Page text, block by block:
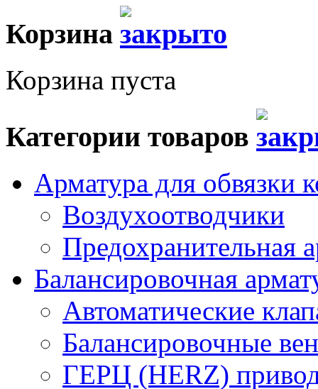
Корзина
Корзина пуста
Категории товаров
Арматура для обвязки
Воздухоотводчики
Предохранительная
Балансировочная
Автоматические
Балансировочные
ГЕРЦ (HERZ)